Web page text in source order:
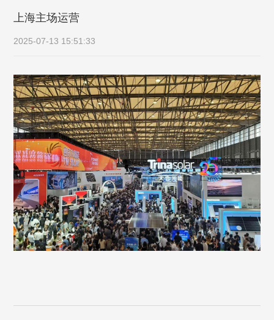
上海主场运营
2025-07-13 15:51:33